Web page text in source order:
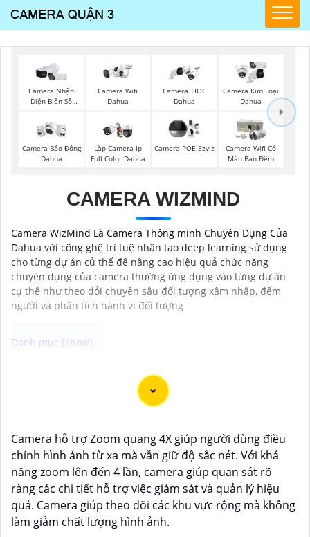
Camera Nhận
Diện Biển Số
Camera Wifi
Dahua
Camera TIOC
Dahua
Camera Kim Loại
Dahua
Camera Báo Động
Dahua
Lắp Camera Ip
Full Color Dahua
Camera POE Ezviz
Camera Wifi Có
Màu Ban Đêm
CAMERA WIZMIND
Camera WizMind Là Camera Thông minh Chuyên Dụng Của
Dahua với công ghệ trí tuệ nhận tạo deep learning sử dụng
cho từng dự án củ thể để nâng cao hiệu quả chức năng
chuyên dụng của camera thường ứng dụng vào từng dự án
cụ thể như theo dỏi chuyên sâu đối tượng xâm nhập, đếm
người và phân tích hành vi đối tượng
Dạ chắc chắn, đây là tư vấn của tôi về Camera Dahua
chính hãng giá rẻ và chất lượng:
Camera Dahua là một thương hiệu nổi tiếng về sản
mua Camera Dahua chính hãng, bạn nên mua từ các
cửa hàng uy tín hoặc các đại lý chính thức của
Dahua.☄️3: Mức giá của Camera Dahua có thể thay
đổi tùy vào model và chức năng của camera. Bạn nên
tìm hiểu kỹ trước khi đầu tư.🎖️4:Chất lượng của
Camera Dahua được đánh giá cao với độ phân giải
Camera hỗ trợ Zoom quang 4X giúp người dùng điều
chỉnh hình ảnh từ xa mà vẫn giữ độ sắc nét. Với khả
năng zoom lên đến 4 lần, camera giúp quan sát rõ
ràng các chi tiết hỗ trợ việc giám sát và quản lý hiệu
quả. Camera giúp theo dõi các khu vực rộng mà không
làm giảm chất lượng hình ảnh.